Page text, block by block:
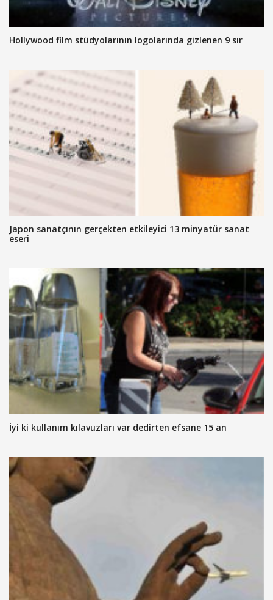
Hollywood film stüdyolarının logolarında gizlenen 9 sır
Japon sanatçının gerçekten etkileyici 13 minyatür sanat
eseri
İyi ki kullanım kılavuzları var dedirten efsane 15 an